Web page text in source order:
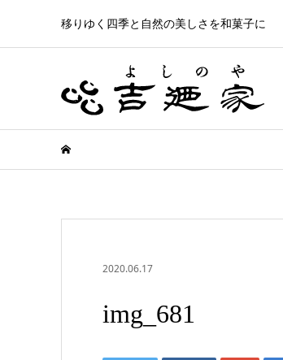
移りゆく四季と自然の美しさを和菓子に
2020.06.17
img_681